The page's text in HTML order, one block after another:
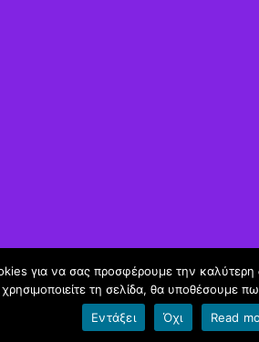
για να σας προσφέρουμε την καλύτερη
τη σελίδα, θα υποθέσουμε
Εντάξει
Όχι Read